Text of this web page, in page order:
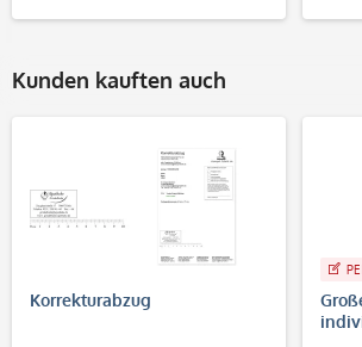
Kunden kauften auch
Korrekturabzug